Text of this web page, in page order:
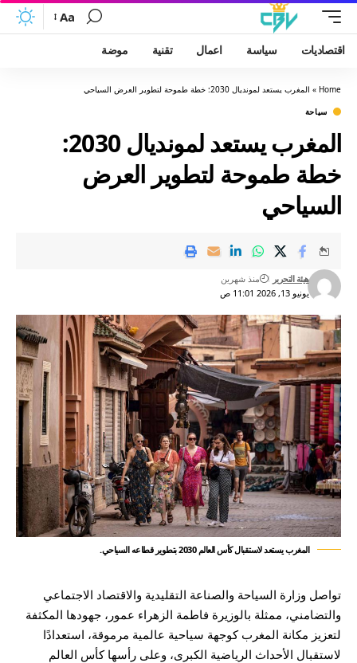
Aa
اقتصاديات سياسة اعمال تقنية موضة
Home
» المغرب يستعد لمونديال 2030: خطة طموحة لتطوير العرض السياحي
سياحة
المغرب يستعد لمونديال 2030:
خطة طموحة لتطوير العرض
السياحي
يونيو 13, 2026 11:01 ص
هيئة التحرير منذ شهرين
المغرب يستعد لاستقبال كأس العالم 2030 بتطوير قطاعه السياحي.
تواصل وزارة السياحة والصناعة التقليدية والاقتصاد الاجتماعي
والتضامني، ممثلة بالوزيرة فاطمة الزهراء عمور، جهودها المكثفة
لتعزيز مكانة المغرب كوجهة سياحية عالمية مرموقة، استعدادًا
لاستقبال الأحداث الرياضية الكبرى، وعلى رأسها كأس العالم